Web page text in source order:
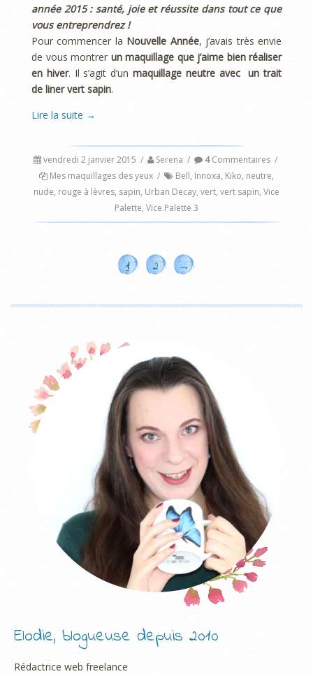
année 2015 : santé, joie et réussite dans tout ce que
vous entreprendrez !
Pour commencer la Nouvelle Année, j’avais très envie
de vous montrer un maquillage que j’aime bien réaliser
en hiver. Il s’agit d’unmaquillage neutre avec un trait
de liner vert sapin.
Lire la suite →
vendredi 2 janvier 2015 / Serena / 4Commentaires /
Mes maquillages des yeux / Bell, Innoxa, Kiko, neutre,
nude, rouge à lèvres, sapin, Urban Decay, vert, vert sapin, Vice
Palette, Vice Palette 3
1 2 →
Elodie, blogueuse depuis 2010
Rédactrice web freelance